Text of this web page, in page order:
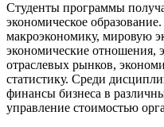
Студенты программы
экономическое
макроэкономику, мировую
экономические отношения,
отраслевых рынков,
статистику. Среди
финансы бизнеса в
управление стоимостью